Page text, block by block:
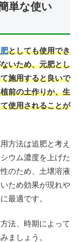
単な使い
としても使用でき
いため、元肥とし
施用すると良いで
前の土作りか、生
使用されることが
方法は追肥と考え
ウム濃度を上げた
のため、土壌溶液
ため効果が現れや
最適です。
法、時期によって
ましょう。